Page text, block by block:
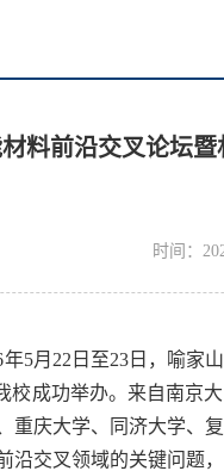
料前沿交叉论坛
时间：
5月22日至23日，喻家
校成功举办。来自南京
重庆大学、同济大学、
沿交叉领域的关键问题